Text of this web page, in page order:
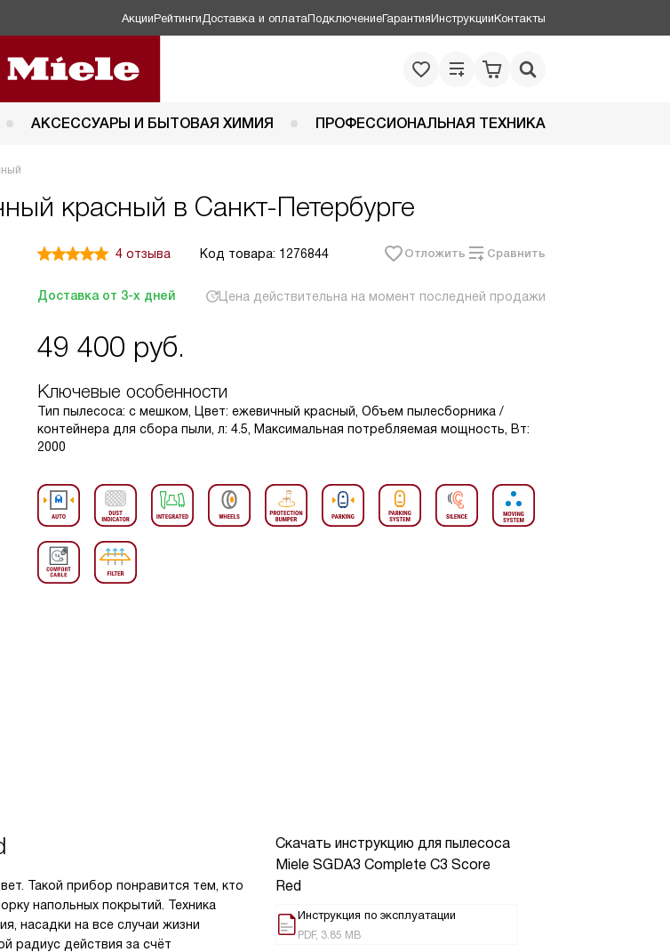
АкцииРейтинги Доставка и оплатаПодключениеГарантияИнструкцииКонтакты
АКСЕССУАРЫ И БЫТОВАЯ ХИМИЯ ПРОФЕССИОНАЛЬНАЯ ТЕХНИКА
красный в Санкт-Петербурге
4 отзыва Код товара: 1276844 Отложить Сравнить
Доставка от 3-х дней Цена действительна на момент последней продажи
49 400 руб.
Ключевые особенности
Тип пылесоса: с мешком, Цвет: ежевичный красный, Объем пылесборника /
контейнера для сбора пыли, л: 4.5, Максимальная потребляемая мощность, Вт:
2000
Скачать инструкцию для пылесоса
Miele SGDA3 Complete C3 Score
Red
Инструкция по эксплуатации
PDF, 3.85 MB
Такой прибор понравится тем, кто
напольных покрытий. Техника
насадки на все случаи жизни
радиус действия за счёт